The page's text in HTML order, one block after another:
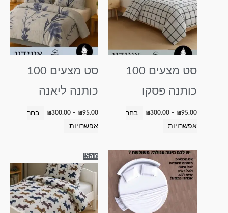
סט מצעים 100
כותנה פסקו
₪95.00
–
₪300.00
עד
⁦₪300.00⁩
בחר
אפשרויות
יש
מספר
סוגים.
ניתן
את
בעמוד
המוצר
סט מצעים 100
כותנה ליאנה
₪95.00
–
₪300.00
עד
⁦₪300.00⁩
בחר
אפשרויות
יש
מספר
סוגים.
ניתן
את
בעמוד
המוצר
טווח
מחירים:
עד
למוצר
זה
מספר
סוגים.
Sale!
מחירים:
עד
⁦₪130.00⁩
זה
יש
מספר
סוגים.